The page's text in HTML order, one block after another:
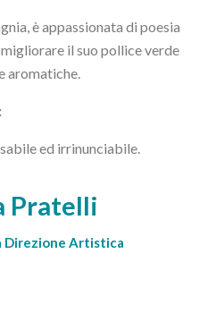
è appassionata di poesia
il suo pollice verde
aromatiche.
ed irrinunciabile.
Pratelli
Direzione Artistica